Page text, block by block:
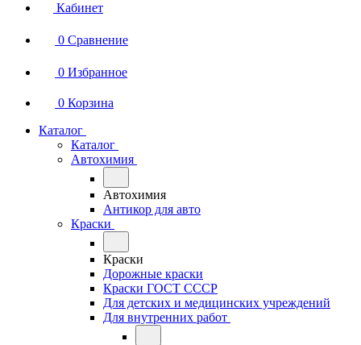
Кабинет
0 Сравнение
0 Избранное
0 Корзина
Каталог
Каталог
Автохимия
Автохимия
Антикор для авто
Краски
Краски
Дорожные краски
Краски ГОСТ СССР
Для детских и медицинских учреждений
Для внутренних работ